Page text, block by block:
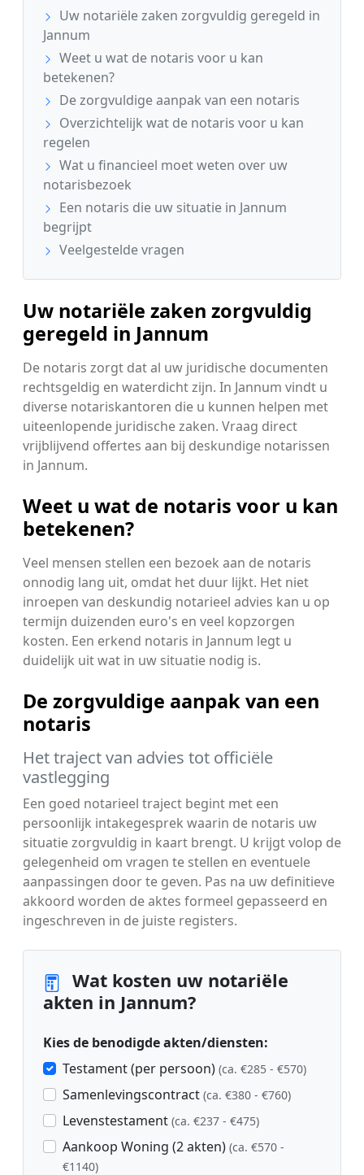
Uw notariële zaken zorgvuldig geregeld in
Jannum
Weet u wat de notaris voor u kan
betekenen?
De zorgvuldige aanpak van een notaris
Overzichtelijk wat de notaris voor u kan
regelen
Wat u financieel moet weten over uw
notarisbezoek
Een notaris die uw situatie in Jannum
begrijpt
Veelgestelde vragen
Uw notariële zaken zorgvuldig
geregeld in Jannum
De notaris zorgt dat al uw juridische documenten
rechtsgeldig en waterdicht zijn. In Jannum vindt u
diverse notariskantoren die u kunnen helpen met
uiteenlopende juridische zaken. Vraag direct
vrijblijvend offertes aan bij deskundige notarissen
in Jannum.
Weet u wat de notaris voor u kan
betekenen?
Veel mensen stellen een bezoek aan de notaris
onnodig lang uit, omdat het duur lijkt. Het niet
inroepen van deskundig notarieel advies kan u op
termijn duizenden euro's en veel kopzorgen
kosten. Een erkend notaris in Jannum legt u
duidelijk uit wat in uw situatie nodig is.
De zorgvuldige aanpak van een
notaris
Het traject van advies tot officiële
vastlegging
Een goed notarieel traject begint met een
persoonlijk intakegesprek waarin de notaris uw
situatie zorgvuldig in kaart brengt. U krijgt volop de
gelegenheid om vragen te stellen en eventuele
aanpassingen door te geven. Pas na uw definitieve
akkoord worden de aktes formeel gepasseerd en
ingeschreven in de juiste registers.
Wat kosten uw notariële
akten in Jannum?
Kies de benodigde akten/diensten:
Testament (per persoon) (ca. €285 - €570)
Samenlevingscontract (ca. €380 - €760)
Levenstestament (ca. €237 - €475)
Aankoop Woning (2 akten) (ca. €570 -
€1140)